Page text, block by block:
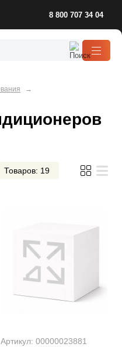
8 800 707 34 04
Товаров: 19
Артикул: 00000023881